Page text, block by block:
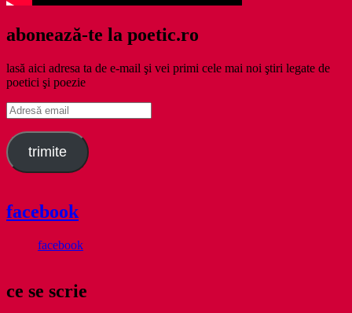
abonează-te la poetic.ro
lasă aici adresa ta de e-mail şi vei primi cele mai noi ştiri legate de
poetici şi poezie
Adresă
email
trimite
facebook
facebook
ce se scrie